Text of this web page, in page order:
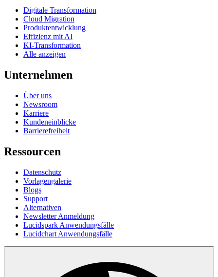
Digitale Transformation
Cloud Migration
Produktentwicklung
Effizienz mit AI
KI-Transformation
Alle anzeigen
Unternehmen
Über uns
Newsroom
Karriere
Kundeneinblicke
Barrierefreiheit
Ressourcen
Datenschutz
Vorlagengalerie
Blogs
Support
Alternativen
Newsletter Anmeldung
Lucidspark Anwendungsfälle
Lucidchart Anwendungsfälle